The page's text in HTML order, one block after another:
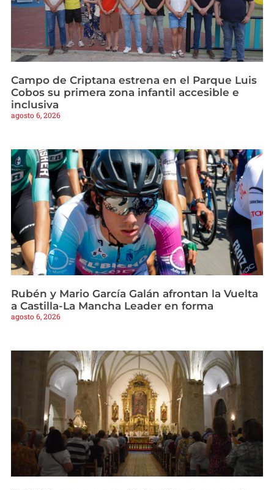
Campo de Criptana estrena en el Parque Luis
Cobos su primera zona infantil accesible e
inclusiva
agosto 6, 2026
Rubén y Mario García Galán afrontan la Vuelta
a Castilla-La Mancha Leader en forma
agosto 6, 2026